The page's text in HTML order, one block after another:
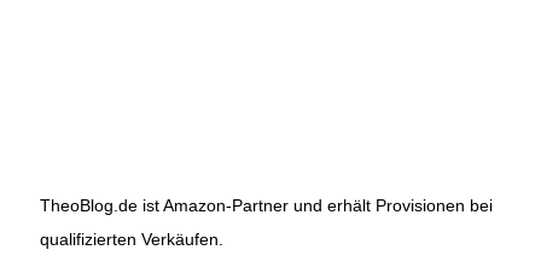
TheoBlog.de ist Amazon-Partner und erhält Provisionen bei
qualifizierten Verkäufen.